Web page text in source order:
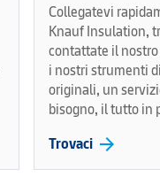
Collegatevi
Knauf Insulation,
contattate il
i nostri strumenti
originali, un
bisogno, il tutto in
Trovaci arrow_forward